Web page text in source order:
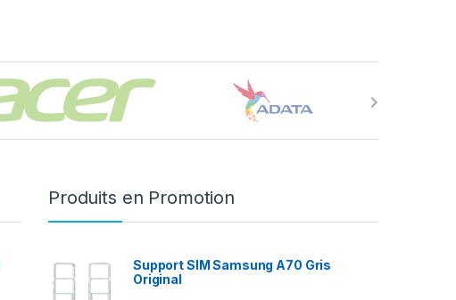
Produits en Promotion
Support SIM Samsung A70 Gris
Original